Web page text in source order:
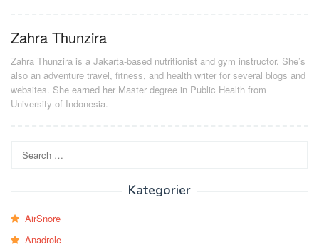
Zahra Thunzira
Zahra Thunzira is a Jakarta-based nutritionist and gym instructor. She’s
also an adventure travel, fitness, and health writer for several blogs and
websites. She earned her Master degree in Public Health from
University of Indonesia.
for:
Kategorier
AirSnore
Anadrole